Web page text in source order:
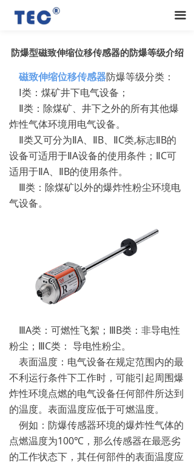
끀
防爆型磁致伸缩位移传感器的防爆等级介绍
磁致伸缩位移传感器防爆等级分类：
Ⅰ类：煤矿井下电气设备；
Ⅱ类：除煤矿、井下之外的所有其他爆
炸性气体环境用电气设备。
Ⅱ类又可分为ⅡA、ⅡB、ⅡC类,标志ⅡB的
设备可适用于ⅡA设备的使用条件；ⅡC可
适用于ⅡA、ⅡB的使用条件。
Ⅲ类：除煤矿以外的爆炸性粉尘环境电
气设备。
ⅢA类：可燃性飞絮；ⅢB类：非导电性
粉尘；ⅢC类： 导电性粉尘。
表面温度：电气设备在规定范围内的最
不利运行条件下工作时，可能引起周围爆
炸性环境点燃的电气设备任何部件所达到
的温度。表面温度应低于可燃温度。
例如：防爆传感器环境的爆炸性气体的
点燃温度为100℃，那么传感器在最恶劣
的工作状态下，其任何部件的表面温度应